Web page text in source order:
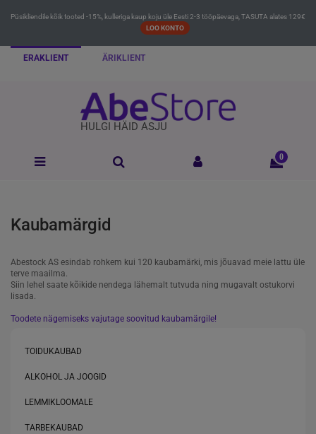
Püsikliendile kõik tooted -15%, kulleriga kaup koju üle Eesti 2-3 tööpäevaga, TASUTA alates 129€
LOO KONTO
ERAKLIENT ÄRIKLIENT
HULGI HÄID ASJU
0
Kaubamärgid
Abestock AS esindab rohkem kui 120 kaubamärki, mis jõuavad meie lattu üle
terve maailma.
Siin lehel saate kõikide nendega lähemalt tutvuda ning mugavalt ostukorvi
lisada.
Toodete nägemiseks vajutage soovitud kaubamärgile!
TOIDUKAUBAD
ALKOHOL JA JOOGID
LEMMIKLOOMALE
TARBEKAUBAD